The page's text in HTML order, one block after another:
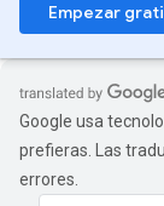
Empezar
Google usa
prefieras. Las
errores.